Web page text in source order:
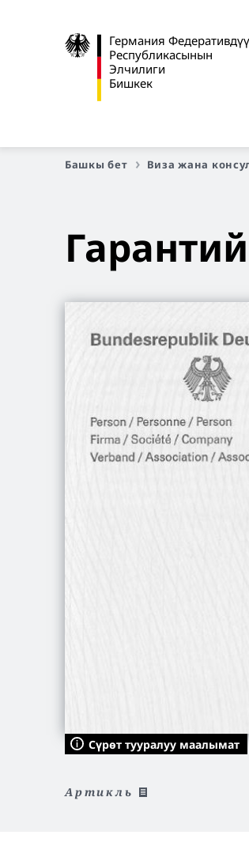
Германия Федеративдүү
Республикасынын
Элчилиги
Бишкек
Башкы бет Виза жана
Сүрөт тууралуу маалымат
Артикль